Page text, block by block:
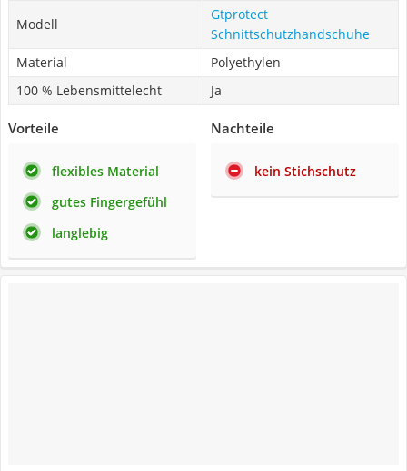
Modell
Gtprotect
Schnittschutzhandschuhe
Material
Polyethylen
100 % Lebensmittelecht
Ja
Vorteile
flexibles Material
gutes Fingergefühl
langlebig
Nachteile
kein Stichschutz